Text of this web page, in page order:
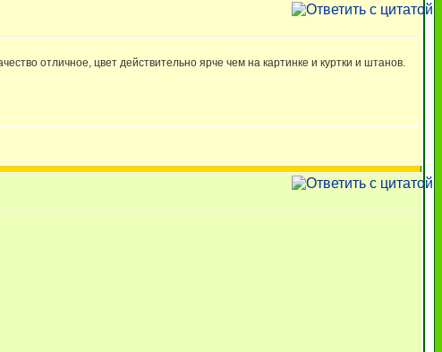
отличное, цвет действительно ярче чем на картинке и куртки и штанов.